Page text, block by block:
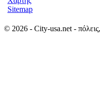
Sitemap
© 2026 - City-usa.net -